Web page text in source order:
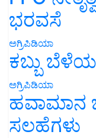
ಭರವಸೆ
ಅಗ್ರಿಪಿಡಿಯಾ
ಕಬ್ಬು
ಅಗ್ರಿಪಿಡಿಯಾ
ಹವಾಮಾನ
ಸಲಹೆಗಳು